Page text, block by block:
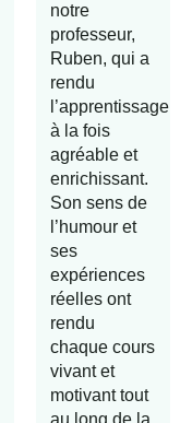
notre
professeur,
Ruben, qui a
rendu
l’apprentissage
à la fois
agréable et
enrichissant.
Son sens de
l’humour et
ses
expériences
réelles ont
rendu
chaque cours
vivant et
motivant tout